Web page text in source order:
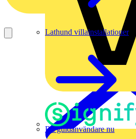
Lathund villainstallationer
Bli guldanvändare nu